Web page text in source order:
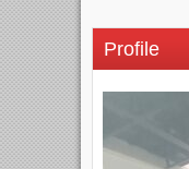
Profile